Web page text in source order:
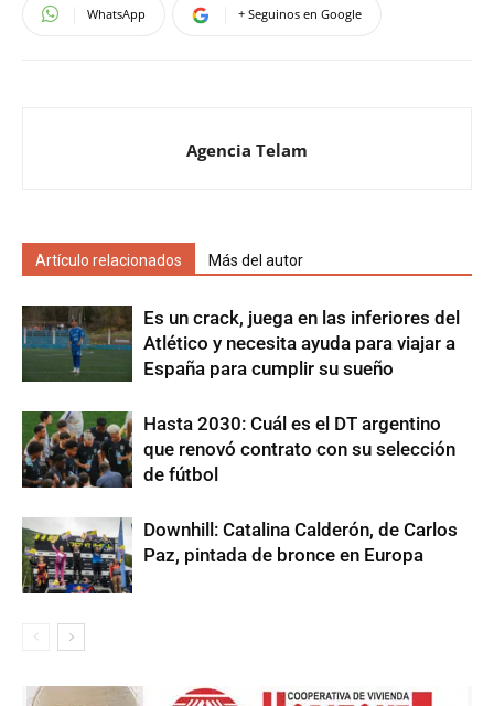
WhatsApp + Seguinos en Google
Agencia Telam
Artículo relacionados Más del autor
Es un crack, juega en las inferiores del
Atlético y necesita ayuda para viajar a
España para cumplir su sueño
Hasta 2030: Cuál es el DT argentino
que renovó contrato con su selección
de fútbol
Downhill: Catalina Calderón, de Carlos
Paz, pintada de bronce en Europa